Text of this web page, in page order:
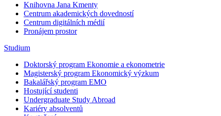
Knihovna Jana Kmenty
Centrum akademických dovedností
Centrum digitálních médií
Pronájem prostor
Studium
Doktorský program Ekonomie a ekonometrie
Magisterský program Ekonomický výzkum
Bakalářský program EMO
Hostující studenti
Undergraduate Study Abroad
Kariéry absolventů